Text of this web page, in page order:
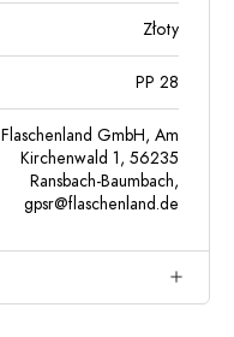
Złoty
PP 28
Flaschenland GmbH, Am
Kirchenwald 1, 56235
Ransbach-Baumbach,
gpsr@flaschenland.de